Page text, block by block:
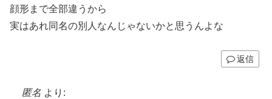
顔形まで全部違うから
実はあれ同名の別人なんじゃないかと思うんよな
返信
匿名 より: